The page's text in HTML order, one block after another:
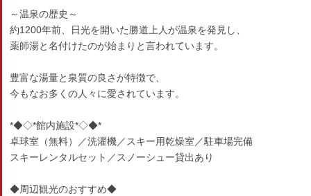
～温泉の歴史～
約1200年前、日光を開いた勝道上人が温泉を発見し、
薬師湯と名付けたのが始まりと言われています。
豊富な湯量と泉質の良さが特徴で、
今もなお多くの人々に愛されています。
*◆◇*館内施設*◇◆*
卓球室（無料）／洗濯機／スキー用乾燥室／駐車場完備
スキーレンタルセット／スノーシュー貸出あり
◆周辺観光のおすすめ◆